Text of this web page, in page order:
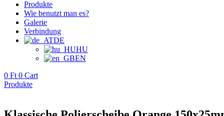
Produkte
Wie benutzt man es?
Galerie
Verbindung
DE
HU
EN
0 Ft 0 Cart
Produkte